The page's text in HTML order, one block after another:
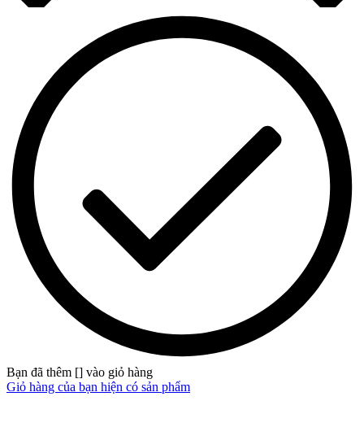
Bạn đã thêm [] vào giỏ hàng
Giỏ hàng của bạn hiện có sản phẩm